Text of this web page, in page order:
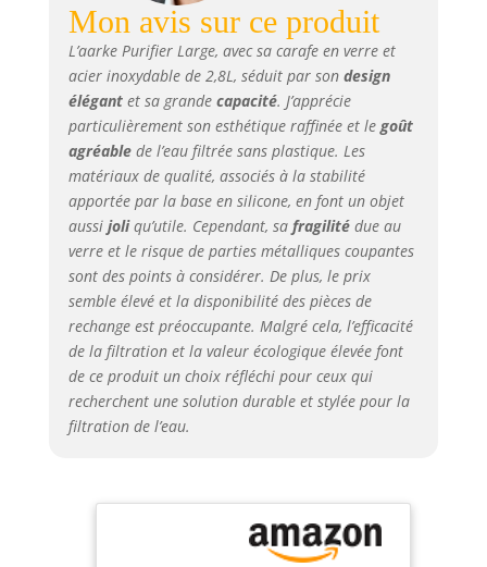
donnant une eau
plus propre et plus
savoureuse. 100 %
lavable au lave-
vaisselle Poignée
robuste fabriquée
à partir de
plastique recyclé
et certifié Ocean
Bound.
Mon avis sur ce produit
L’aarke Purifier Large, avec sa carafe en verre et
acier inoxydable de 2,8L, séduit par son design
élégantet sa grande capacité. J’apprécie
particulièrement son esthétique raffinée et le goût
agréablede l’eau filtrée sans plastique. Les
matériaux de qualité, associés à la stabilité
apportée par la base en silicone, en font un objet
aussi joliqu’utile. Cependant, sa fragilitédue au
verre et le risque de parties métalliques coupantes
sont des points à considérer. De plus, le prix
semble élevé et la disponibilité des pièces de
rechange est préoccupante. Malgré cela, l’efficacité
de la filtration et la valeur écologique élevée font
de ce produit un choix réfléchi pour ceux qui
recherchent une solution durable et stylée pour la
filtration de l’eau.